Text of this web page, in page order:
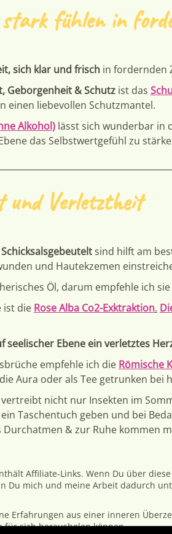
fühlen in
sich klar und frisch in fordernden
Geborgenheit & Schutz ist das
einen liebevollen Schutzmantel.
Alkohol) lässt sich wunderbar in
das Selbstwertgefühl zu
und Verletztheit
sind hilft am
und Hautekzemen
Öl, darum empfehle ich
ist die Rose Alba Co2-Exktraktion.
seelischer Ebene ein verletztes
empfehle ich die Römische
Aura oder als Tee getrunken bei
vertreibt nicht nur Insekten im
Taschentuch geben und bei
& zur Ruhe kommen
Affiliate-Links. Wenn Du über
Du mich und meine Arbeit dadurch
Erfahrungen aus einer inneren
für sich herausholen können.